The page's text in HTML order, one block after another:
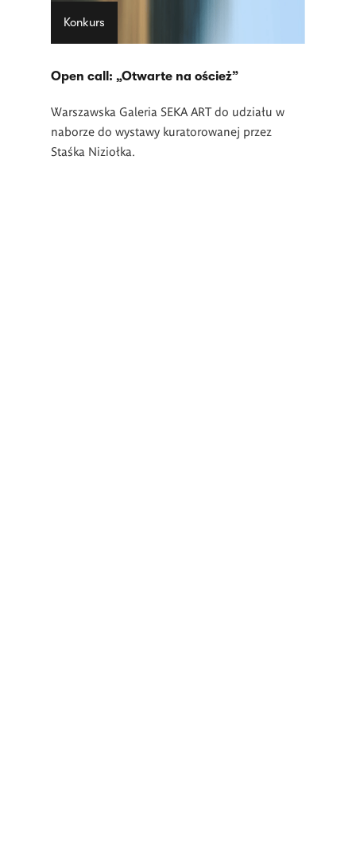
Konkurs
Open call: „Otwarte na oścież”
Warszawska Galeria SEKA ART do udziału w
naborze do wystawy kuratorowanej przez
Staśka Niziołka.